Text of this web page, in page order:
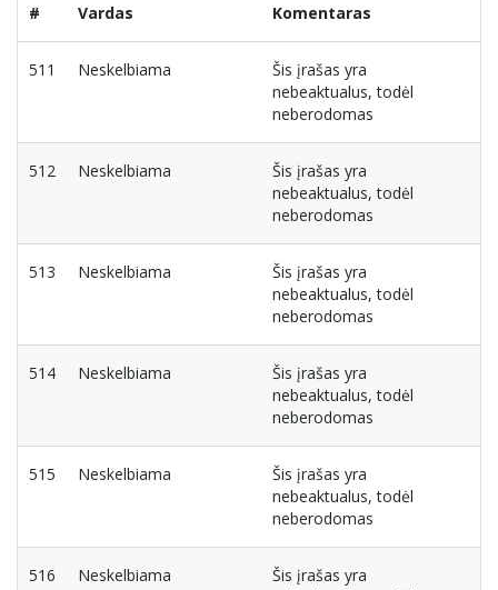
# Vardas Komentaras
511 Neskelbiama
Šis įrašas yra
nebeaktualus, todėl
neberodomas
512 Neskelbiama
Šis įrašas yra
nebeaktualus, todėl
neberodomas
513 Neskelbiama
Šis įrašas yra
nebeaktualus, todėl
neberodomas
514 Neskelbiama
Šis įrašas yra
nebeaktualus, todėl
neberodomas
515 Neskelbiama
Šis įrašas yra
nebeaktualus, todėl
neberodomas
516 Neskelbiama
Šis įrašas yra